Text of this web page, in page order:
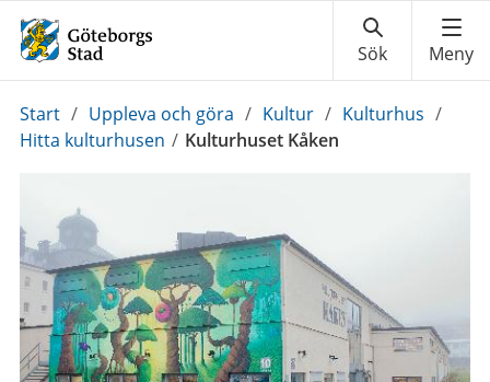
Du
är
Start / Uppleva och göra / Kultur / Kulturhus /
Hitta kulturhusen / Kulturhuset Kåken